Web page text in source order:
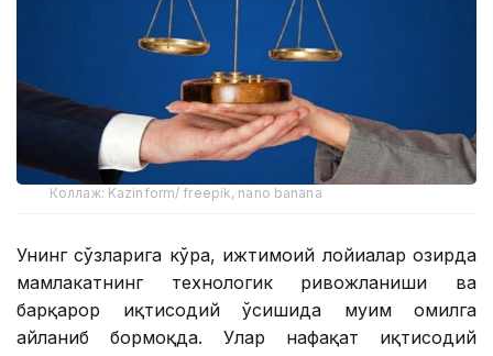
Коллаж: Kazinform/ freepik, nano banana
Унинг сўзларига кўра, ижтимоий лойиҳалар ҳозирда
мамлакатнинг технологик ривожланиши ва
барқарор иқтисодий ўсишида муҳим омилга
айланиб бормоқда. Улар нафақат иқтисодий